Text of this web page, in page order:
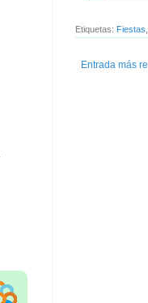
Etiquetas: Fiestas
Entrada más